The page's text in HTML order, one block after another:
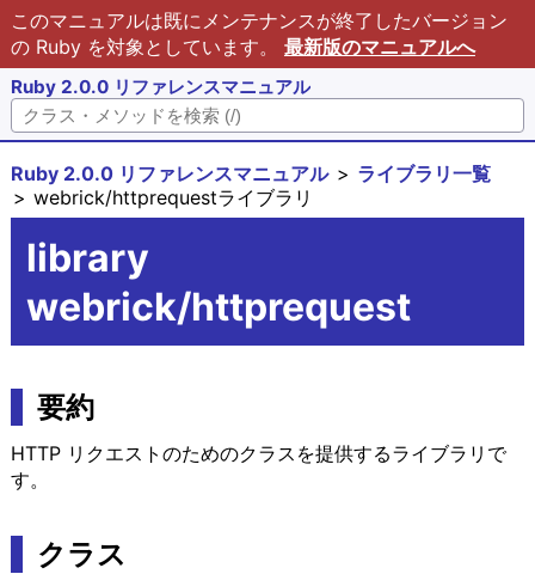
このマニュアルは既にメンテナンスが終了したバージョン
の Ruby を対象としています。 最新版のマニュアルへ
Ruby 2.0.0 リファレンスマニュアル
Ruby 2.0.0 リファレンスマニュアル
ライブラリ一覧
webrick/httprequestライブラリ
library
webrick/httprequest
要約
HTTP リクエストのためのクラスを提供するライブラリで
す。
クラス